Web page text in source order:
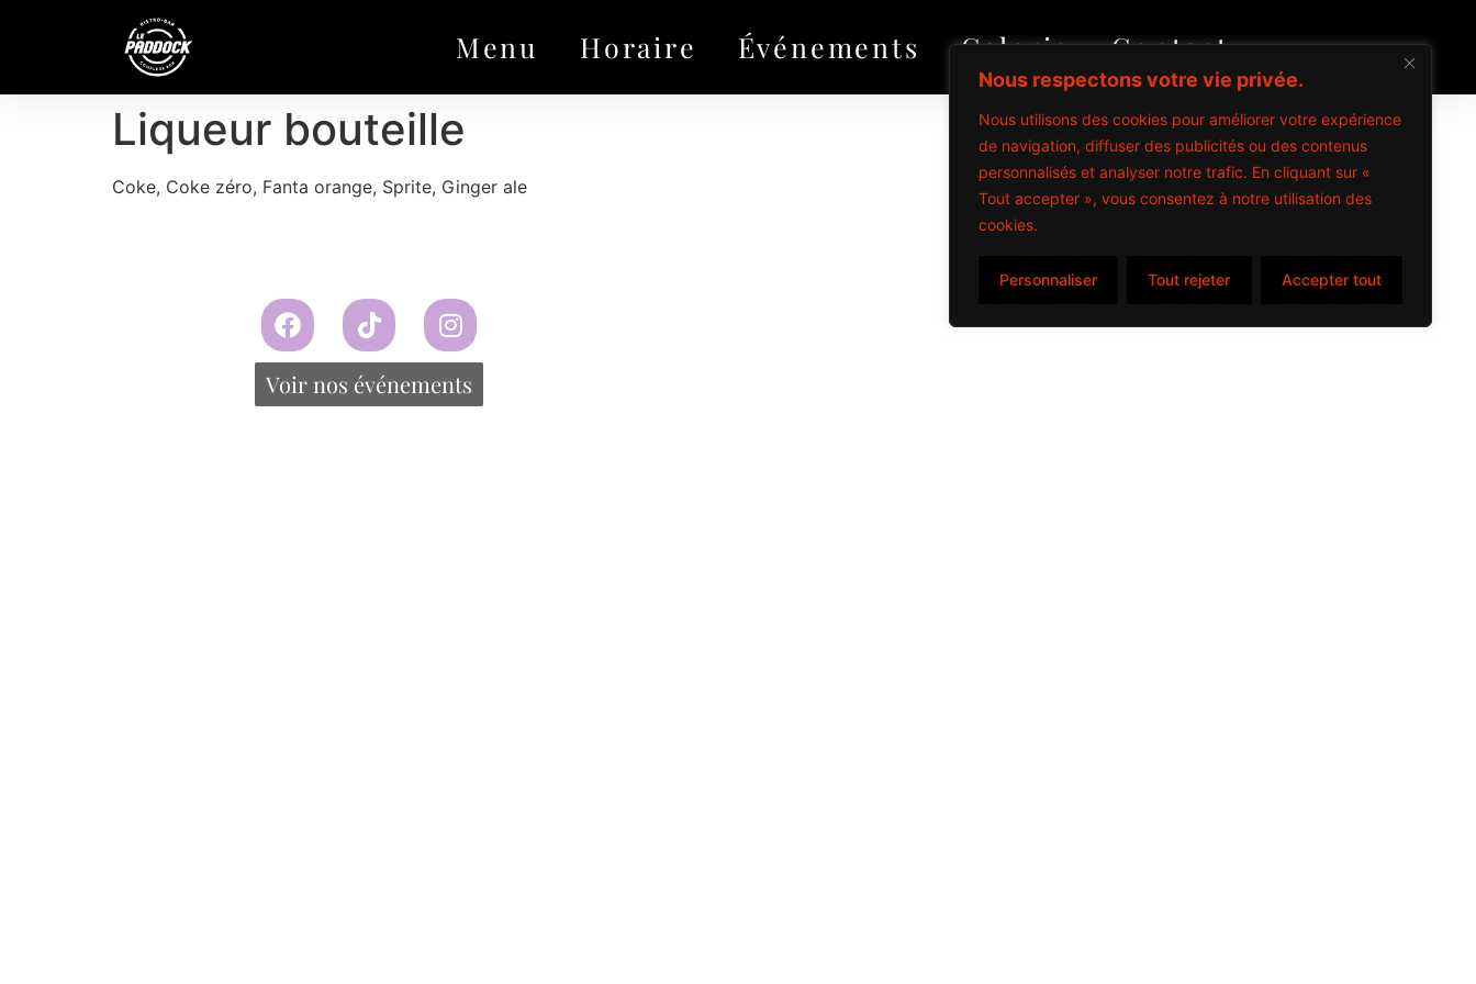
Nous respectons votre vie privée.
Nous utilisons des cookies pour améliorer votre expérience
de navigation, diffuser des publicités ou des contenus
personnalisés et analyser notre trafic. En cliquant sur «
Tout accepter », vous consentez à notre utilisation des
cookies.
Personnaliser Tout rejeter Accepter tout
Menu Horaire Événements Galerie Contact
Liqueur bouteille
Coke, Coke zéro, Fanta orange, Sprite, Ginger ale
Voir nos événements
Propulsé par Miitems